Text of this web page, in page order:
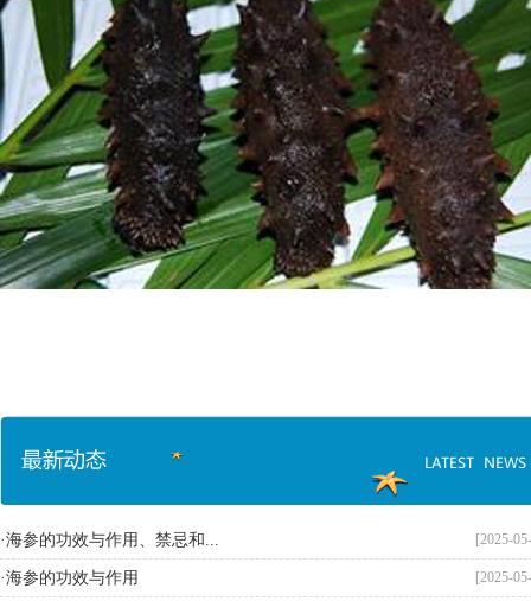
·海参的功效与作用、禁忌和... [2025-
·海参的功效与作用 [2025-